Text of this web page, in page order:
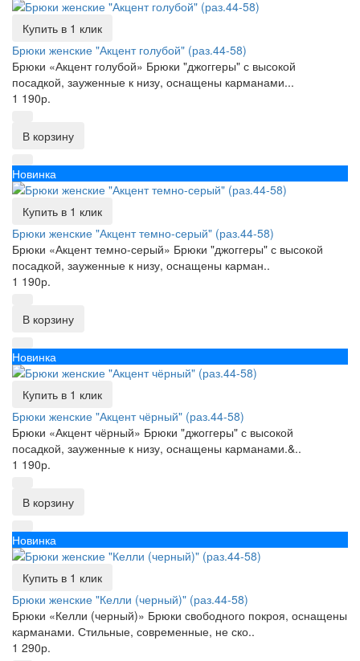
Купить в 1 клик
Брюки женские "Акцент голубой" (раз.44-58)
Брюки «Акцент голубой» Брюки "джоггеры" с высокой
посадкой, зауженные к низу, оснащены карманами...
1 190р.
В корзину
Новинка
Купить в 1 клик
Брюки женские "Акцент темно-серый" (раз.44-58)
Брюки «Акцент темно-серый» Брюки "джоггеры" с высокой
посадкой, зауженные к низу, оснащены карман..
1 190р.
В корзину
Новинка
Купить в 1 клик
Брюки женские "Акцент чёрный" (раз.44-58)
Брюки «Акцент чёрный» Брюки "джоггеры" с высокой
посадкой, зауженные к низу, оснащены карманами.&..
1 190р.
В корзину
Новинка
Купить в 1 клик
Брюки женские "Келли (черный)" (раз.44-58)
Брюки «Келли (черный)» Брюки свободного покроя, оснащены
карманами. Стильные, современные, не ско..
1 290р.